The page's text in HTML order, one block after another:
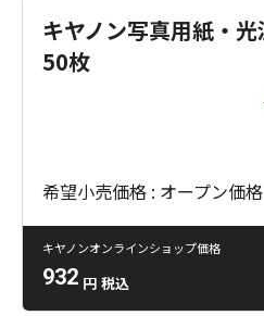
キヤノン写真用紙・
50枚
希望小売価格 : オープン価格
キヤノンオンラインショップ価格
932 円 税込